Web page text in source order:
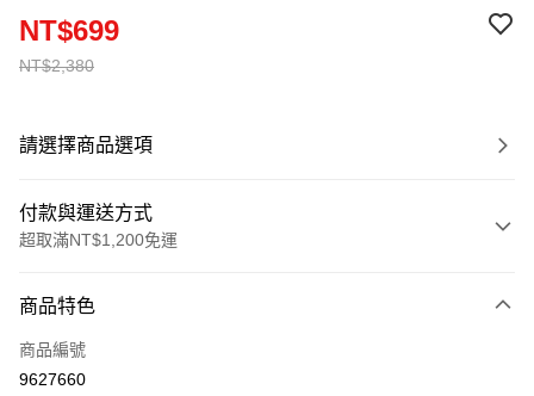
NT$2,380
NT$699
請選擇商品選項
付款與運送方式
超取滿NT$1,200免運
信用卡一次付款
超商取貨付款
商品特色
商品編號
9627660